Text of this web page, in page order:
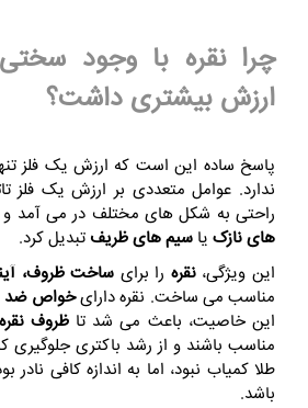
چرا نقره با وجود سختی
ارزش بیشتری داشت؟
پاسخ ساده این است که ارزش یک فلز
ندارد. عوامل متعددی بر ارزش یک فلز
راحتی به شکل‌ های مختلف در‌ می‌ آمد و
های نازک یا سیم‌ های ظریف تبدیل کرد.
این ویژگی،نقره را برای ساخت ظروف،
مناسب می‌ ساخت. نقره دارایخواص ضد
این خاصیت، باعث می‌ شد تا ظروف
مناسب باشند و از رشد باکتری جلوگیری
طلا کمیاب نبود، اما به اندازه کافی نادر
باشد.